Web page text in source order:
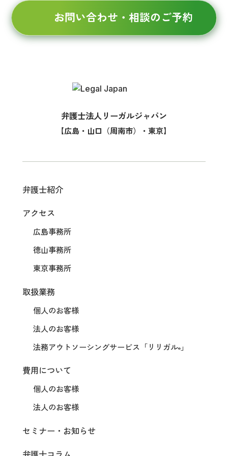
お問い合わせ・相談のご予約
弁護士法人リーガルジャパン
【広島・山口（周南市）・東京】
弁護士紹介
アクセス
広島事務所
徳山事務所
東京事務所
取扱業務
個人のお客様
法人のお客様
法務アウトソーシングサービス 「リリガル® 」
費用について
個人のお客様
法人のお客様
セミナー・お知らせ